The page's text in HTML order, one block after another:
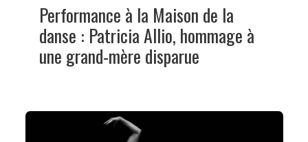
Performance à la Maison de la
danse : Patricia Allio, hommage à
une grand-mère disparue